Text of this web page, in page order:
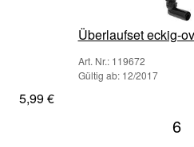
Überlaufset eckig-
Art. Nr.: 119672
Gültig ab: 12/2017
5,99 €
6